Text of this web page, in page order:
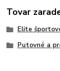
Tovar
Elite
Putovné a